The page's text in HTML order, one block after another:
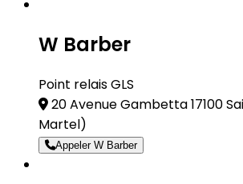
W Barber
Point relais GLS
20 Avenue Gambetta 17100
Martel)
Appeler W Barber